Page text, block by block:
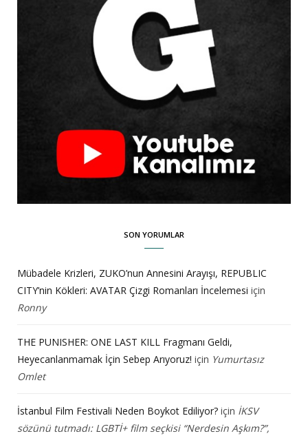
SON YORUMLAR
Mübadele Krizleri, ZUKO’nun Annesini Arayışı, REPUBLIC
CITY’nin Kökleri: AVATAR Çizgi Romanları İncelemesi için
Ronny
THE PUNISHER: ONE LAST KILL Fragmanı Geldi,
Heyecanlanmamak İçin Sebep Arıyoruz! için Yumurtasız
Omlet
İstanbul Film Festivali Neden Boykot Ediliyor? için İKSV
sözünü tutmadı: LGBTİ+ film seçkisi “Nerdesin Aşkım?”,